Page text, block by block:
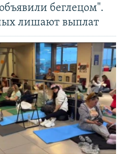
беглецом".
лишают выплат